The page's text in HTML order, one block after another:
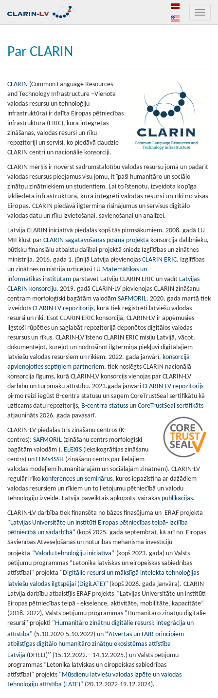
Toggle
Par CLARIN
CLARIN (Common Language Resources
and Technology Infrastructure –Vienota
valodas resursu un tehnoloģiju
infrastruktūra) ir dalīta Eiropas pētniecības
infrastruktūra (ERIC), kurā integrētas
zināšanas, valodas resursi un rīku
repozitoriji un servisi, ko piedāvā daudzie
CLARIN centri un nacionālie konsorciji.
CLARIN mērķis ir novērst sadrumstalotību valodas resursu jomā un padarīt
valodas resursus pieejamus visu jomu, it īpaši humanitāro un sociālo
zinātņu zinātniekiem un studentiem. Lai to īstenotu, izveidota kopīga
izkliedēta infrastruktūra, kurā integrēti valodas resursi un rīki no visas
Eiropas. CLARIN piedāvā ilgtermiņa risinājumus un servisus digitālo
valodas datu un rīku izvietošanai, savienošanai un analīzei.
Latvija CLARIN iniciatīvā piedalās kopš tās pirmsākumiem. 2008. gadā LU
MII kļūst par CLARIN sagatavošanas posma projekta konsorcija dalībnieku,
būtisku finansiālu atbalstu dalībai projektā sniedz Izglītības un zinātnes
ministrija. 2016. gada 1. jūnijā Latvija pievienojas CLARIN ERIC. Izglītības
un zinātnes ministrija uzticējusi LU Matemātikas un
informātikas institūtam pārstāvēt Latviju CLARIN ERIC un vadīt Latvijas
CLARIN konsorciju. 2019. gadā CLARIN-LV pievienojas CLARIN zināšanu
centram morfoloģiski bagātām valodām SAFMORIL. 2020. gada martā tiek
izveidots CLARIN-LV repozitorijs, kurā tiek reģistrēti latviešu valodas
resursi un rīki. Esot CLARIN ERIC konsorcijā, CLARIN-LV ir apņēmusies
ilgstoši rūpēties un saglabāt repozitorijā deponētos digitālos valodas
resursus un rīkus. CLARIN-LV īsteno CLARIN ERIC misiju Latvijā, vācot,
dokumentējot, kurējot un nodrošinot ilgtermiņa piekļuvi digitālajiem
latviešu valodas resursiem un rīkiem. 2022. gada janvārī, konsorcijā
apvienojoties septiņiem partneriem, tiek noslēgts CLARIN nacionālā
konsorcija līgums, kurā CLARIN-LV konsorcijs vienojas par CLARIN-LV
darbību un turpmāku attīstību. 2023.gada janvāri CLARIN-LV repozitorijs
pirmo reizi iegūst B-centra statusu un saņem CoreTrustSeal sertifikātu kā
uzticams datu repozitorijs, B-centrra statuss un CoreTrustSeal sertifikāts
atjaunināts 2026. gada pavasarī.
CLARIN-LV piedalās trīs zināšanu centros (K-
centros): SAFMORIL (zināšanu centrs morfoloģiski
bagātām valodām ), ELEXIS (leksikogrāfijas zināšanu
centrs) un LLMs4SSH (zināšanu centrs par lielajiem
valodas modeļiem humanitārajām un sociālajām zinātnēm). CLARIN-LV
regulāri rīko konferences un seminārus, kuros iepazīstina ar dažādiem
valodas resursiem un rīkiem un to lietojumu pētniecībā un valodu
tehnoloģiju izveidē. Latvijā paveiktais apkopots vairākās publikācijās.
CLARIN-LV darbība tiek finansēta no bāzes finasējuma un ERAF projekta
"Latvijas Universitāte un institūti Eiropas pētniecības telpā- izcilība
pētniecībā un sadarbībā" (kopš 2025. gada septembra), kā arī no Eiropas
Savienības Atveseļošanas un noturības mehānisma investīciju
projekta "Valodu tehnoloģiju iniciatīva" (kopš 2023. gada) un Valsts
pētījumu programmas “Letonika latviskas un eiropeiskas sabiedrības
attīstībai" projekta "Digitālie resursi un mākslīgā intelekta tehnoloģijas
latviešu valodas ilgtspējai (DigiLATE)" (kopš 2026. gada janvāra). CLARIN
Latvija darbību atbalstījis ERAF projekts “Latvijas Universitāte un institūti
Eiropas pētniecības telpā - ekselence, aktivitāte, mobilitāte, kapacitāte”
(2018.-2022), Valsts pētījumu programmas "Humanitāro zinātņu digitālie
resursi" projekti "Humanitāro zinātņu digitālie resursi: integrācija un
attīstība" (5.10.2020-5.10.2022) un “Atvērtas un FAIR principiem
atbilstīgas digitālo humanitāro zinātņu ekosistēmas attīstība
Latvijā (DHELI)” (15.12.2022.– 14.12.2025.) un Valsts pētījumu
programmas “Letonika latviskas un eiropeiskas sabiedrības
attīstībai” projekts "Mūsdienu latviešu valodas izpēte un valodas
tehnoloģiju attīstība (LATE)" (20.12.2022-19.12.2024).